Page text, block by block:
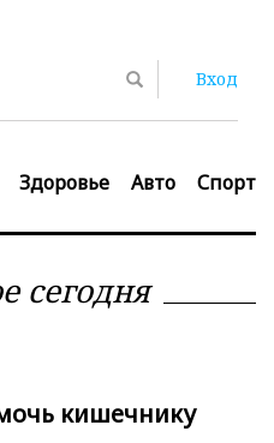
Вход
Здоровье Авто Спорт
сегодня
кишечнику